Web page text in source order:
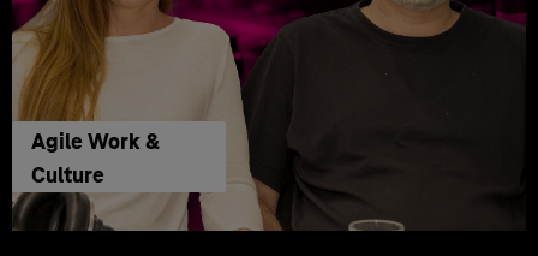
Agile Work &
Culture